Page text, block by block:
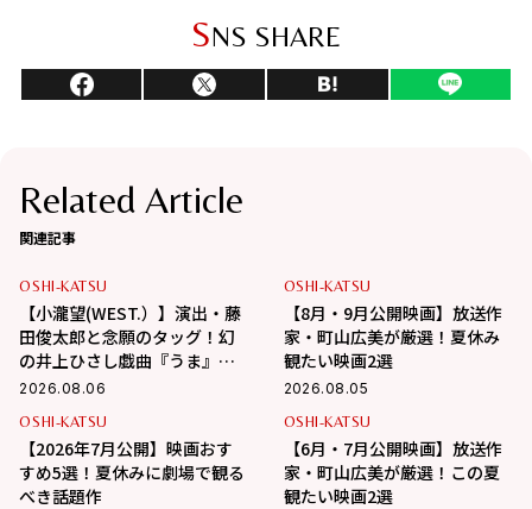
SNS SHARE
Related Article
関連記事
OSHI-KATSU
【小瀧望(WEST.）】演出・藤
田俊太郎と念願のタッグ！幻
の井上ひさし戯曲『うま』で
演じる“爽快な悪人”の魅力と
2026.08.06
OSHI-KATSU
【8月・9月公開映画】放送作
家・町山広美が厳選！夏休み
観たい映画2選
2026.08.05
OSHI-KATSU
【2026年7月公開】映画おす
すめ5選！夏休みに劇場で観る
べき話題作
OSHI-KATSU
【6月・7月公開映画】放送作
家・町山広美が厳選！この夏
観たい映画2選